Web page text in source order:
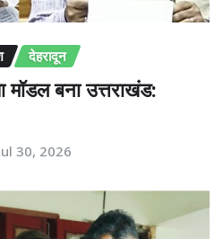
देहरादून
मॉडल बना उत्तराखंड:
30, 2026